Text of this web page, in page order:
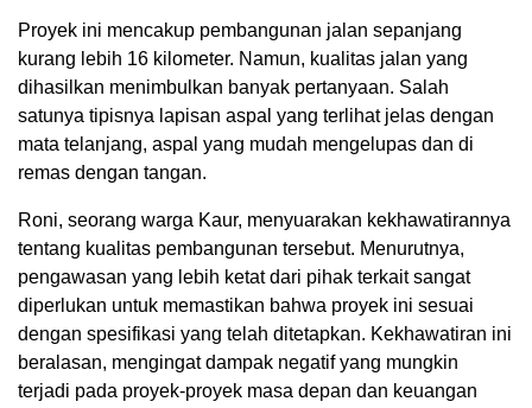
Proyek ini mencakup pembangunan jalan sepanjang
kurang lebih 16 kilometer. Namun, kualitas jalan yang
dihasilkan menimbulkan banyak pertanyaan. Salah
satunya tipisnya lapisan aspal yang terlihat jelas dengan
mata telanjang, aspal yang mudah mengelupas dan di
remas dengan tangan.
Roni, seorang warga Kaur, menyuarakan kekhawatirannya
tentang kualitas pembangunan tersebut. Menurutnya,
pengawasan yang lebih ketat dari pihak terkait sangat
diperlukan untuk memastikan bahwa proyek ini sesuai
dengan spesifikasi yang telah ditetapkan. Kekhawatiran ini
beralasan, mengingat dampak negatif yang mungkin
terjadi pada proyek-proyek masa depan dan keuangan